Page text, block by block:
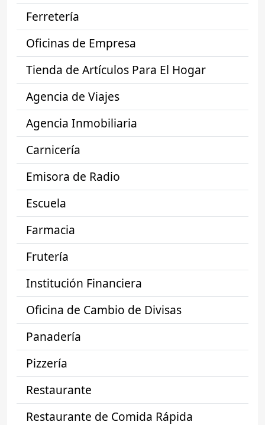
Ferretería
Oficinas de Empresa
Tienda de Artículos Para El Hogar
Agencia de Viajes
Agencia Inmobiliaria
Carnicería
Emisora de Radio
Escuela
Farmacia
Frutería
Institución Financiera
Oficina de Cambio de Divisas
Panadería
Pizzería
Restaurante
Restaurante de Comida Rápida